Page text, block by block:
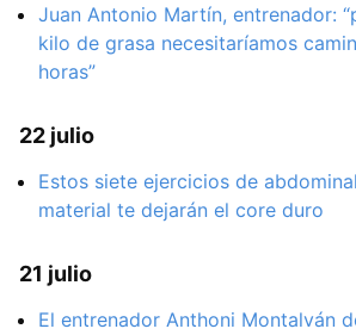
Juan Antonio Martín, entrenador:
kilo de grasa necesitaríamos
horas”
22 julio
Estos siete ejercicios de
material te dejarán el core duro
21 julio
El entrenador Anthoni Montalván